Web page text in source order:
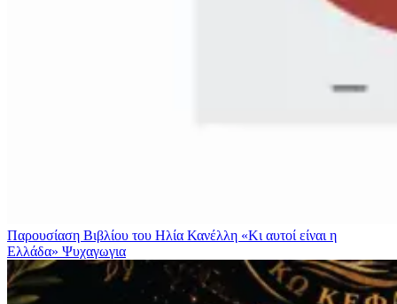
Παρουσίαση Βιβλίου του Ηλία Κανέλλη «Κι αυτοί είναι η
Ελλάδα» Ψυχαγωγια